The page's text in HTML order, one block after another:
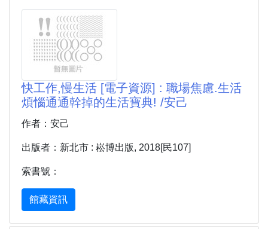
快工作,慢生活 [電子資源] : 職場焦慮.生活
煩惱通通幹掉的生活寶典! /安己
作者：安己
出版者：新北市 : 崧博出版, 2018[民107]
索書號：
館藏資訊